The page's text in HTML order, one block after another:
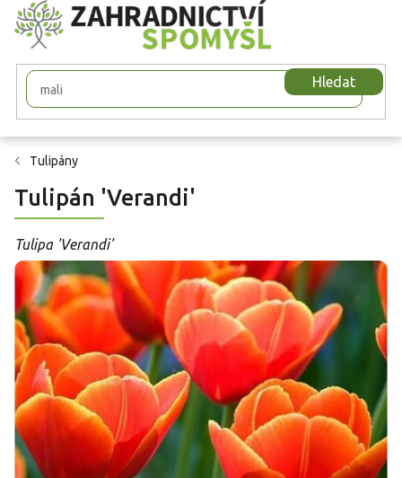
Přejít
na
obsah
Hledat
Tulipány
Tulipán 'Verandi'
Tulipa 'Verandi'